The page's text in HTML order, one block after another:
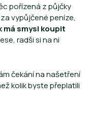
pořízená z půjčky
vypůjčené peníze,
má smysl koupit
radši si na ni
čekání na našetření
kolik byste přeplatili